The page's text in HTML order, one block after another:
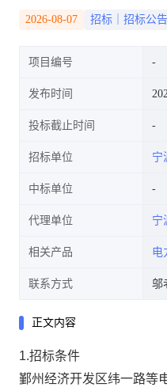
2026-08-07 招标｜招标公告
项目编号
发布时间
投标截止时间
招标单位 宁
中标单位
代理单位 宁
相关产品 电
联系方式 邬
正文内容
1.招标条件
鄞州经济开发区纬一路等